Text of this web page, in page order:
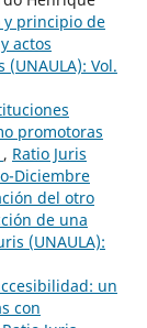
y principio de
actos
(UNAULA): Vol.
promotoras
, Ratio Juris
Diciembre
del otro
de una
(UNAULA):
un
con